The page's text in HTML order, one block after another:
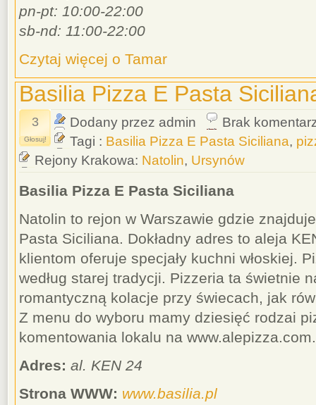
pn-pt: 10:00-22:00
sb-nd: 11:00-22:00
Czytaj więcej o Tamar
Basilia Pizza E Pasta
3
Głosuj!
Dodany przez admin
Brak
Tagi : Basilia Pizza E Pasta Siciliana,
Rejony Krakowa: Natolin, Ursynów
Basilia Pizza E Pasta Siciliana
Natolin to rejon w Warszawie gdzie
Pasta Siciliana. Dokładny adres to aleja
klientom oferuje specjały kuchni włoskiej.
według starej tradycji. Pizzeria ta świetnie
romantyczną kolacje przy świecach, jak
Z menu do wyboru mamy dziesięć rodzai
komentowania lokalu na www.alepizza.com.
Adres: al. KEN 24
Strona WWW: www.basilia.pl